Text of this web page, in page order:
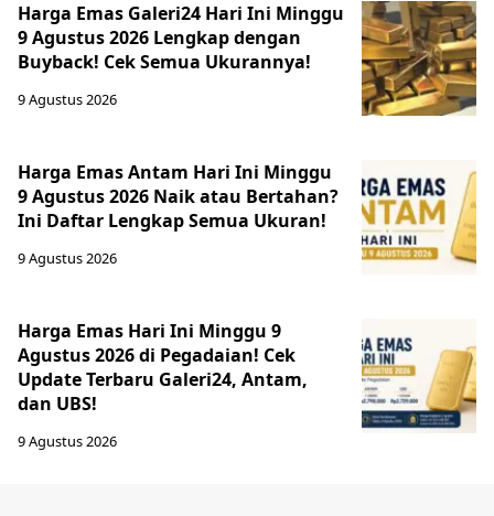
Harga Emas Galeri24 Hari Ini Minggu
9 Agustus 2026 Lengkap dengan
Buyback! Cek Semua Ukurannya!
9 Agustus 2026
Harga Emas Antam Hari Ini Minggu
9 Agustus 2026 Naik atau Bertahan?
Ini Daftar Lengkap Semua Ukuran!
9 Agustus 2026
Harga Emas Hari Ini Minggu 9
Agustus 2026 di Pegadaian! Cek
Update Terbaru Galeri24, Antam,
dan UBS!
9 Agustus 2026